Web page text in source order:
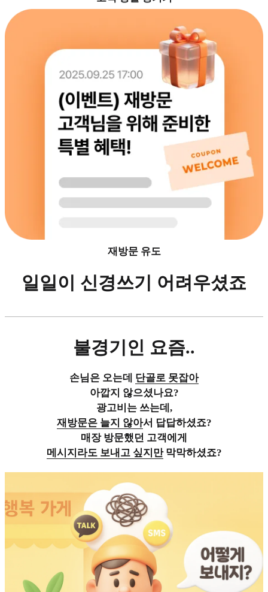
재방문 유도
일일이 신경쓰기 어려우셨죠
불경기인 요즘..
손님은 오는데 단골로 못잡아
아깝지 않으셨나요?
광고비는 쓰는데,
재방문은 늘지 않아서 답답하셨죠?
매장 방문했던 고객에게
메시지라도 보내고 싶지만막막하셨죠?